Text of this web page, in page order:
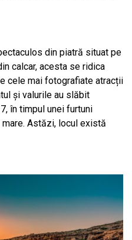
din piatră situat pe
calcar, acesta se ridica
cele mai fotografiate atracții
și valurile au slăbit
în timpul unei furtuni
Astăzi, locul există